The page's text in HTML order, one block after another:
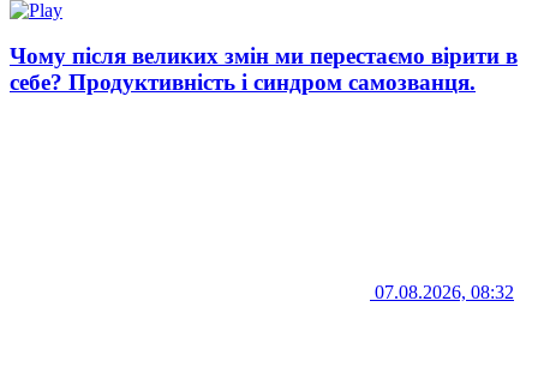
Чому після великих змін ми перестаємо вірити в
себе? Продуктивність і синдром самозванця.
07.08.2026, 08:32